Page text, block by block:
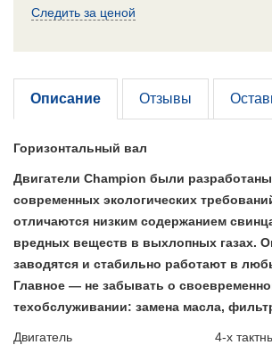
Следить за ценой
Описание Отзывы
Горизонтальный вал
Двигатели Champion были
современных экологических
отличаются низким содержанием
вредных веществ в выхлопных газах.
заводятся и стабильно работают в
Главное — не забывать о
техобслуживании: замена масла,
Двигатель 4-х